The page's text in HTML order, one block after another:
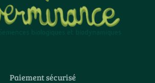
Paiement sécurisé